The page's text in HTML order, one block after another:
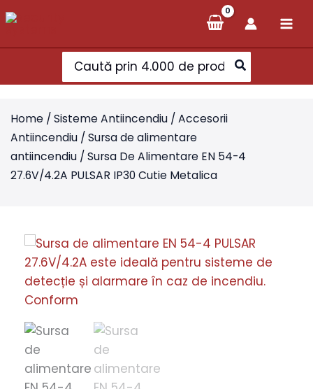
Skip
to
content
Search
for:
Home / Sisteme Antiincendiu / Accesorii
Antiincendiu / Sursa de alimentare
antiincendiu / Sursa De Alimentare EN 54-4
27.6V/4.2A PULSAR IP30 Cutie Metalica